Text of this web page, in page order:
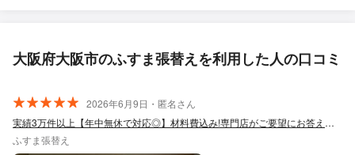
大阪府大阪市のふすま張替えを利用した人の口コミ
2026年6月9日・匿名さん
実績3万件以上【年中無休で対応◎】材料費込み!専門店がご要望にお答えします!
ふすま張替え